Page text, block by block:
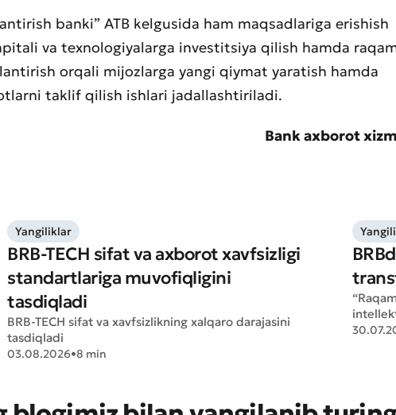
banki” ATB kelgusida ham maqsadlariga erishish
va texnologiyalarga investitsiya qilish hamda
orqali mijozlarga yangi qiymat yaratish hamda
taklif qilish ishlari jadallashtiriladi.
Bank axborot
Yangiliklar
BRB-TECH sifat va axborot xavfsizligi
standartlariga muvofiqligini
tasdiqladi
BRB-TECH sifat va xavfsizlikning xalqaro darajasini
tasdiqladi
03.08.2026•8 min